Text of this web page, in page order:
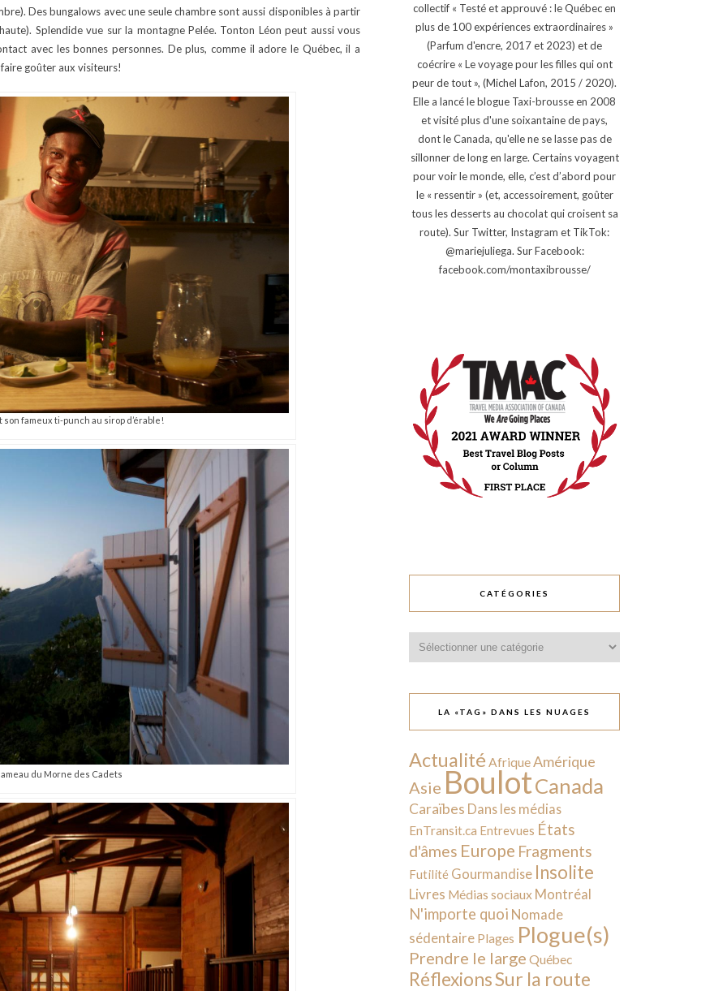
Des bungalows avec une seule chambre sont aussi disponibles à partir
Splendide vue sur la montagne Pelée. Tonton Léon peut aussi vous
avec les bonnes personnes. De plus, comme il adore le Québec, il a
goûter aux visiteurs!
son fameux ti-punch au sirop d’érable!
du Morne des Cadets
collectif « Testé et approuvé : le Québec en
plus de 100 expériences extraordinaires »
(Parfum d'encre, 2017 et 2023) et de
coécrire « Le voyage pour les filles qui ont
peur de tout », (Michel Lafon, 2015 / 2020).
Elle a lancé le blogue Taxi-brousse en 2008
et visité plus d'une soixantaine de pays,
dont le Canada, qu'elle ne se lasse pas de
sillonner de long en large. Certains voyagent
pour voir le monde, elle, c’est d’abord pour
le « ressentir » (et, accessoirement, goûter
tous les desserts au chocolat qui croisent sa
route). Sur Twitter, Instagram et TikTok:
@mariejuliega. Sur Facebook:
facebook.com/montaxibrousse/
CATÉGORIES
LA «TAG» DANS LES NUAGES
Actualité AfriqueAmérique
Asie BoulotCanada
Caraïbes Dans les médias
EnTransit.ca Entrevues États
d'âmes Europe Fragments
Futilité Gourmandise Insolite
Livres Médias sociaux Montréal
N'importe quoi Nomade
sédentaire Plages Plogue(s)
Prendre le large Québec
RéflexionsSur la route